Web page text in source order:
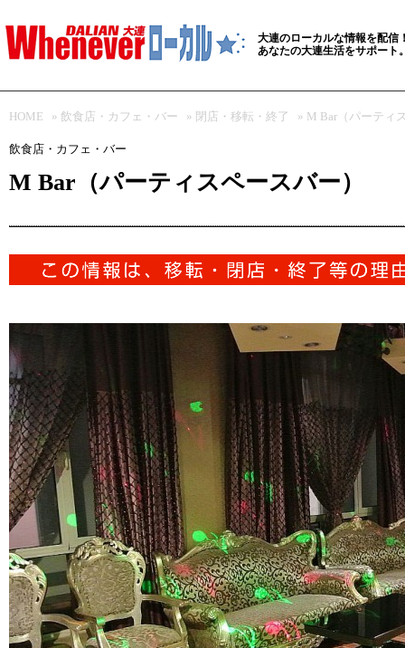
大連のローカルな情報を配信
あなたの大連生活をサポート
HOME » 飲食店・カフェ・バー » 閉店・移転・終了 » M Bar（パーティ
飲食店・カフェ・バー
M Bar（パーティスペースバー）